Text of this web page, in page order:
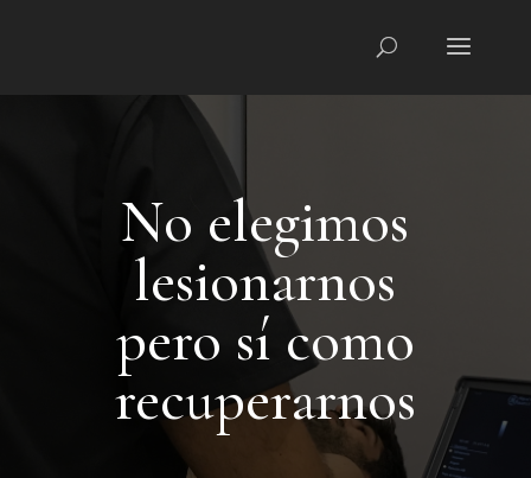
No elegimos
lesionarnos
pero sí como
recuperarnos